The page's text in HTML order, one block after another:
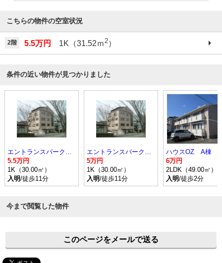
こちらの物件の空室状況
2階 5.5万円 1K（31.52ｍ2）
条件の近い物件が見つかりました
エントランスパークビル
5.5万円
1K（30.00㎡）
入明/徒歩11分
エントランスパークビル
5万円
1K（30.00㎡）
入明/徒歩11分
ハウスOZ A棟
6万円
2LDK（49.00㎡）
入明/徒歩2分
今まで閲覧した物件
このページをメールで送る